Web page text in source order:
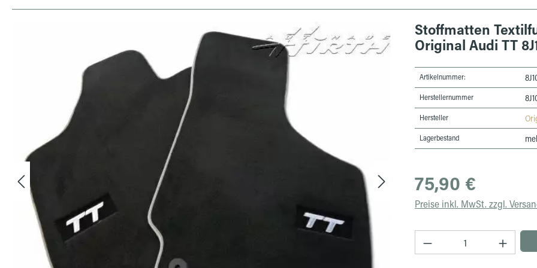
Stoffmatten
Original Audi TT
Artikelnummer:
Herstellernummer
Hersteller
Lagerbestand
Regulärer Preis:
75,90 €
Preise inkl. MwSt. zzgl.
Produkt Anzahl: